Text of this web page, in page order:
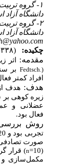
۱- گروه تربیت
دانشگاه آزاد
۲- گروه تربیت
دانشگاه آزاد
چکیده:
(۵۳۳۸ مشاهده)
مقدمه:اثر
Fedtsch.)بر
افراد کمتر
هدف:هدف از
زیره کوهی بر
عضلانی و
فعال بود.
روش بررسی:
صورت تصادفی در
n) قرار
مکمل‌سازی و